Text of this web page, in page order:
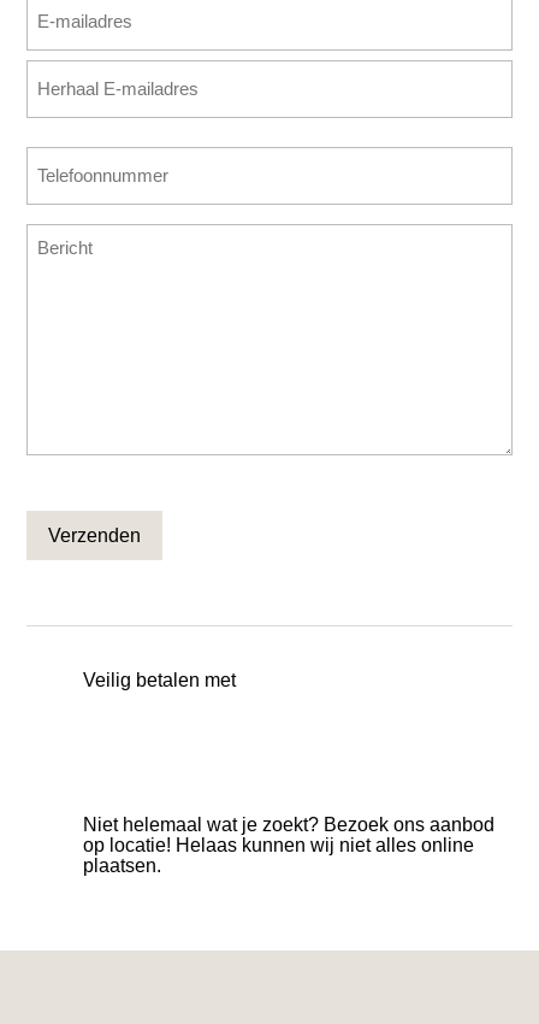
mailadres
bevestigen
Bericht
Veilig betalen met
Niet helemaal wat je zoekt? Bezoek ons aanbod
op locatie! Helaas kunnen wij niet alles online
plaatsen.